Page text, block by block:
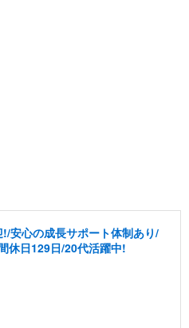
安心の成長サポート体制あり/
休日129日/20代活躍中!